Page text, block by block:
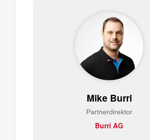
Mike Burri
Partnerdirektor
Burri AG